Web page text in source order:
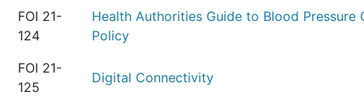
FOI 21-
124
Health Authorities Guide to Blood Pressure
Policy
FOI 21-
125
Digital Connectivity